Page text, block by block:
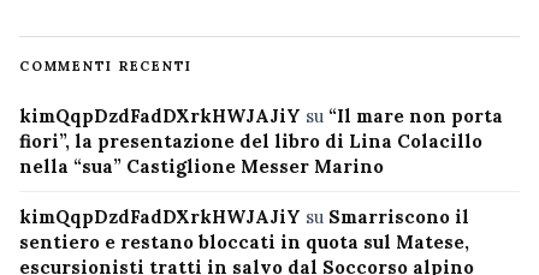
COMMENTI RECENTI
kimQqpDzdFadDXrkHWJAJiY su “Il mare non porta
fiori”, la presentazione del libro di Lina Colacillo
nella “sua” Castiglione Messer Marino
kimQqpDzdFadDXrkHWJAJiY su Smarriscono il
sentiero e restano bloccati in quota sul Matese,
escursionisti tratti in salvo dal Soccorso alpino